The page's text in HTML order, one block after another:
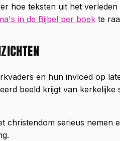
hoe teksten uit het
in de Bijbel per boek te
en hun invloed op
beeld krijgt van
christendom serieus